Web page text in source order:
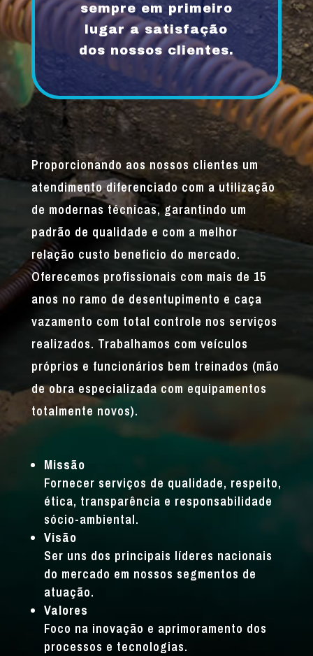
sempre em primeiro
lugar a satisfação
dos nossos clientes.
Proporcionando aos nossos clientes um
atendimento diferenciado com a utilização
de modernas técnicas, garantindo um
padrão de qualidade e com a melhor
relação custo beneficio do mercado.
Oferecemos profissionais com mais de 15
anos no ramo de desentupimento e caça
vazamento com total controle nos serviços
realizados. Trabalhamos com veículos
próprios e funcionários bem treinados (mão
de obra especializada com equipamentos
totalmente novos).
Missão
Fornecer serviços de qualidade, respeito,
ética, transparência e responsabilidade
sócio-ambiental.
Visão
Ser uns dos principais líderes nacionais
do mercado em nossos segmentos de
atuação.
Valores
Foco na inovação e aprimoramento dos
processos e tecnologias.